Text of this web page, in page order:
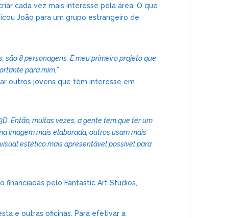
cada vez mais interesse pela área. O que
João para um grupo estrangeiro de
são 8 personagens. É meu primeiro projeto que
para mim.”
outros jovens que têm interesse em
Então, muitas vezes, a gente tem que ter um
imagem mais elaborada, outros usam mais
estético mais apresentável possível para
financiadas pelo Fantastic Art Studios,
e outras oficinas. Para efetivar a